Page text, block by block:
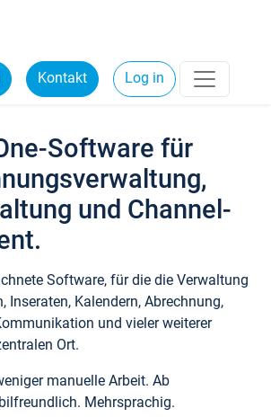
Kontakt Log in
Software für
und Channel-
Software, für die die Verwaltung
Inseraten, Kalendern, Abrechnung,
und vieler weiterer
Ort.
manuelle Arbeit. Ab
Mehrsprachig.